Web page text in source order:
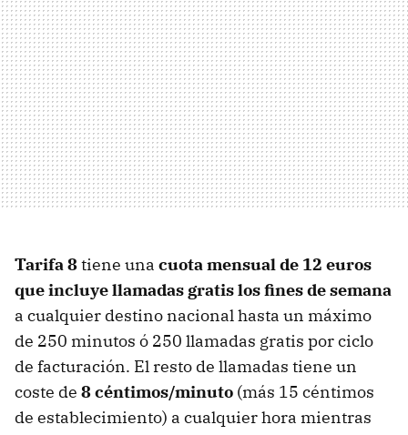
Tarifa 8tiene una cuota mensual de 12 euros
que incluye llamadas gratis los fines de semana
a cualquier destino nacional hasta un máximo
de 250 minutos ó 250 llamadas gratis por ciclo
de facturación. El resto de llamadas tiene un
coste de 8 céntimos/minuto (más 15 céntimos
de establecimiento) a cualquier hora mientras